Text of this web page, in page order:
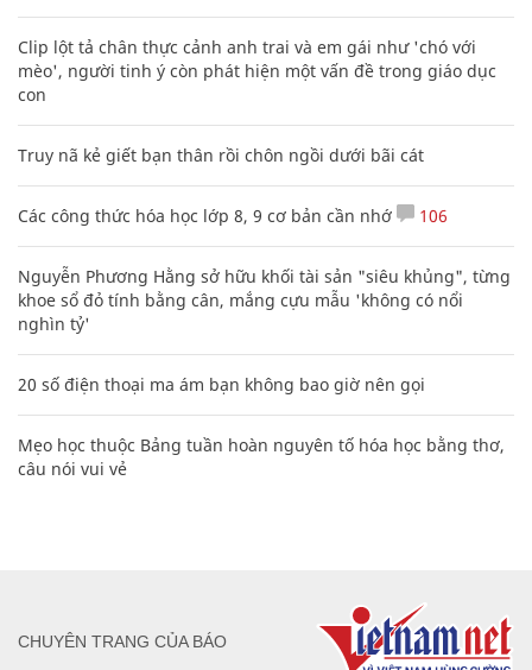
Clip lột tả chân thực cảnh anh trai và em gái như 'chó với
mèo', người tinh ý còn phát hiện một vấn đề trong giáo dục
con
Truy nã kẻ giết bạn thân rồi chôn ngồi dưới bãi cát
Các công thức hóa học lớp 8, 9 cơ bản cần nhớ 106
Nguyễn Phương Hằng sở hữu khối tài sản "siêu khủng", từng
khoe sổ đỏ tính bằng cân, mắng cựu mẫu 'không có nổi
nghìn tỷ'
20 số điện thoại ma ám bạn không bao giờ nên gọi
Mẹo học thuộc Bảng tuần hoàn nguyên tố hóa học bằng thơ,
câu nói vui vẻ
CHUYÊN TRANG CỦA BÁO